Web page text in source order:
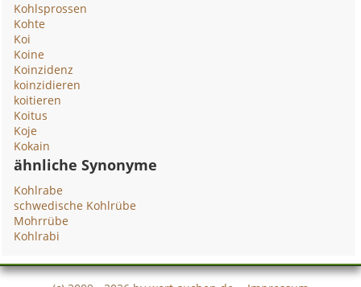
Kohlsprossen
Kohte
Koi
Koine
Koinzidenz
koinzidieren
koitieren
Koitus
Koje
Kokain
ähnliche Synonyme
Kohlrabe
schwedische Kohlrübe
Mohrrübe
Kohlrabi